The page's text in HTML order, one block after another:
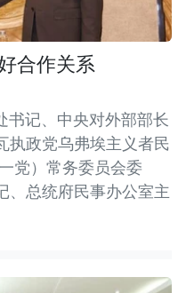
合作关系
书记、中央对外部部长
执政党乌弗埃主义者民
党）常务委员会委
、总统府民事办公室主